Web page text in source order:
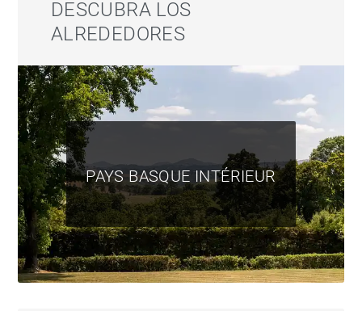
DESCUBRA LOS
ALREDEDORES
PAYS BASQUE INTÉRIEUR